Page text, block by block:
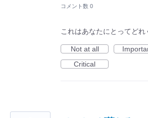
コメント数 0
これはあなたにとってど
Not at all
Critical